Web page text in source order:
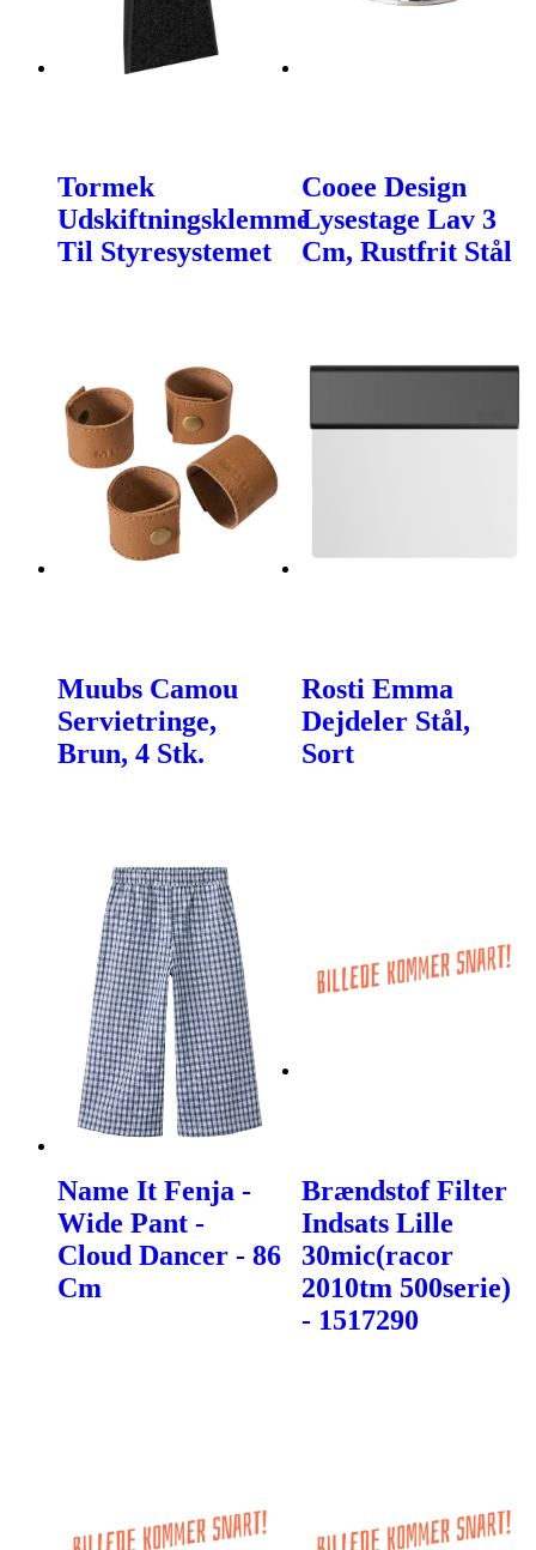
Tormek
Udskiftningsklemme
Til Styresystemet
Cooee Design
Lysestage Lav 3
Cm, Rustfrit Stål
Muubs Camou
Servietringe,
Brun, 4 Stk.
Rosti Emma
Dejdeler Stål,
Sort
Name It Fenja -
Wide Pant -
Cloud Dancer - 86
Cm
Brændstof Filter
Indsats Lille
30mic(racor
2010tm 500serie)
- 1517290